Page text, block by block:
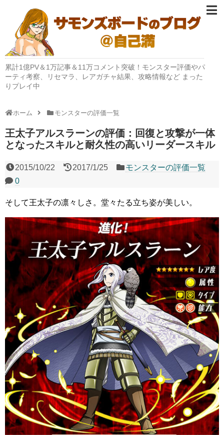
累計1億PV＆1万記事＆11万コメント突破！モンスター評価やパ
ーティ考察、リセマラ、レアガチャ結果、攻略情報など まった
りプレイ中
ホーム モンスターの評価一覧
王太子アルスラーンの評価：回復と攻撃が一体
となったスキルと耐久性の高いリーダースキル
2015/10/22 2017/1/25
モンスターの評価一覧
0
そして王太子の凛々しさ。堂々たる立ち姿が美しい。